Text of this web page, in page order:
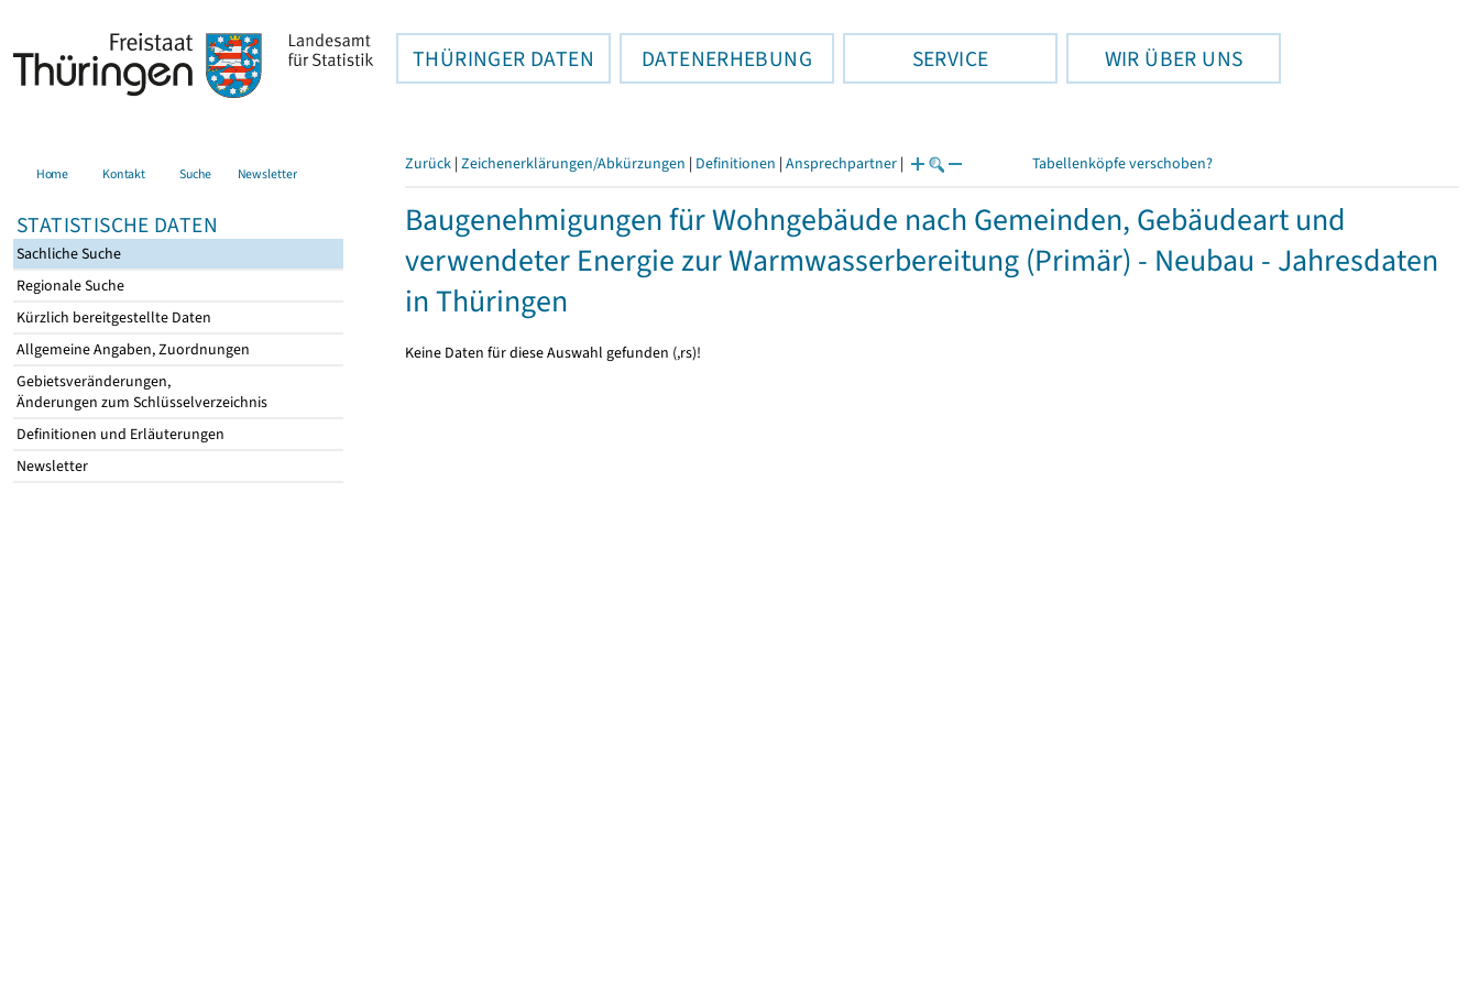
THÜRINGER DATEN DATENERHEBUNG SERVICE WIR ÜBER UNS
Home Kontakt Suche Newsletter
STATISTISCHE DATEN
Sachliche Suche
Regionale Suche
Kürzlich bereitgestellte Daten
Allgemeine Angaben, Zuordnungen
Gebietsveränderungen,
Änderungen zum Schlüsselverzeichnis
Definitionen und Erläuterungen
Newsletter
Zurück | Zeichenerklärungen/Abkürzungen | Definitionen | Ansprechpartner | Tabellenköpfe verschoben?
Baugenehmigungen für Wohngebäude nach Gemeinden, Gebäudeart und
verwendeter Energie zur Warmwasserbereitung (Primär) - Neubau - Jahresdaten
in Thüringen
Keine Daten für diese Auswahl gefunden (,rs)!